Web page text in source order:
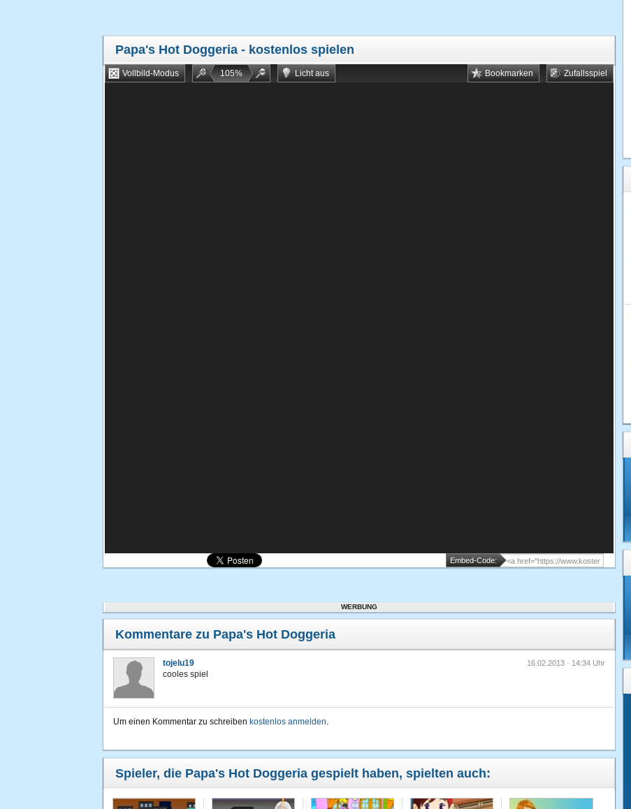
Papa's Hot Doggeria- kostenlos spielen
Vollbild-Modus 105% Licht aus Zufallsspiel
Bookmarken
Embed-Code:
WERBUNG
Kommentare zu Papa's Hot Doggeria
tojelu19 16.02.2013 · 14:34 Uhr
cooles spiel
Um einen Kommentar zu schreiben kostenlos anmelden.
Spieler, die Papa's Hot Doggeria gespielt haben, spielten auch: